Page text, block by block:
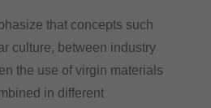
that concepts such
culture, between industry
the use of virgin materials
in different